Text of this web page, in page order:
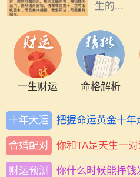
生的...
一生财运 命格解析
十年大运 把握命运黄金十年
合婚配对 你和TA是天生一
财运预测 你什么时候能挣钱